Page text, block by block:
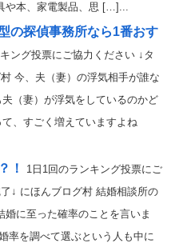
や本、家電製品、思 […]...
の探偵事務所なら1番おす
ング投票にご協力ください ↓タ
今、夫（妻）の浮気相手が誰な
（妻）が浮気をしているのかど
、すごく増えていますよね
！
1日1回のランキング投票にご
↓ にほんブログ村 結婚相談所の
に至った確率のことを言いま
率を調べて選ぶという人も中に